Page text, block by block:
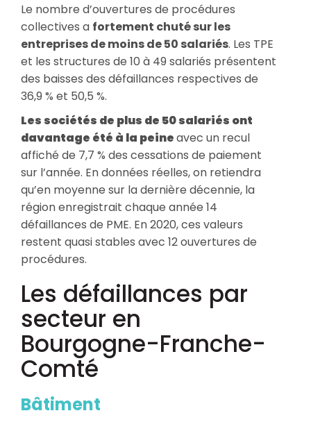
Le nombre d’ouvertures de procédures
collectives a fortement chuté sur les
entreprises de moins de 50 salariés. Les TPE
et les structures de 10 à 49 salariés présentent
des baisses des défaillances respectives de
36,9 % et 50,5 %.
Les sociétés de plus de 50 salariés ont
davantage été à la peineavec un recul
affiché de 7,7 % des cessations de paiement
sur l’année. En données réelles, on retiendra
qu’en moyenne sur la dernière décennie, la
région enregistrait chaque année 14
défaillances de PME. En 2020, ces valeurs
restent quasi stables avec 12 ouvertures de
procédures.
Les défaillances par
secteur en
Bourgogne-Franche-
Comté
Bâtiment